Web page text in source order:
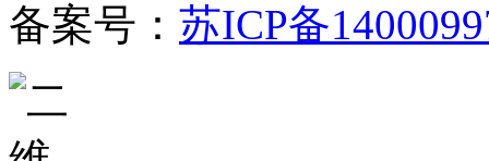
备案号： 苏ICP备